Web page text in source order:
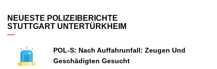
NEUESTE POLIZEIBERICHTE
STUTTGART UNTERTÜRKHEIM
POL-S: Nach Auffahrunfall: Zeugen Und
Geschädigten Gesucht